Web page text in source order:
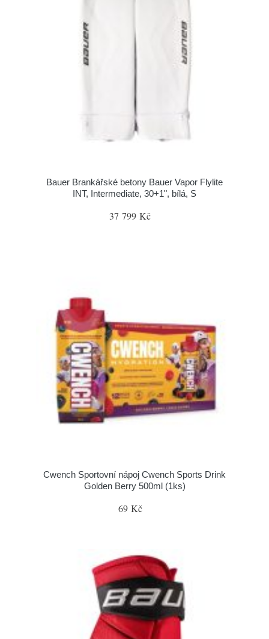
Bauer Brankářské betony Bauer Vapor Flylite
INT, Intermediate, 30+1", bílá, S
37 799 Kč
Cwench Sportovní nápoj Cwench Sports Drink
Golden Berry 500ml (1ks)
69 Kč